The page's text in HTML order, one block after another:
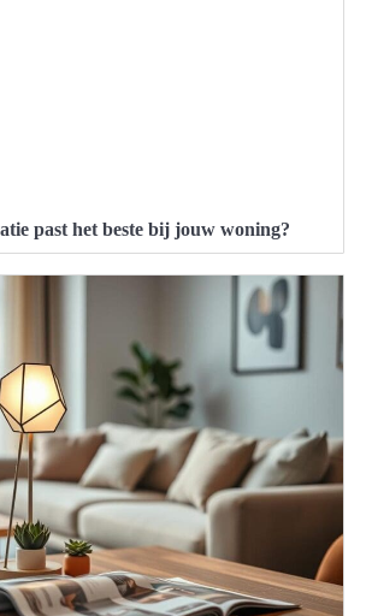
past het beste bij jouw woning?